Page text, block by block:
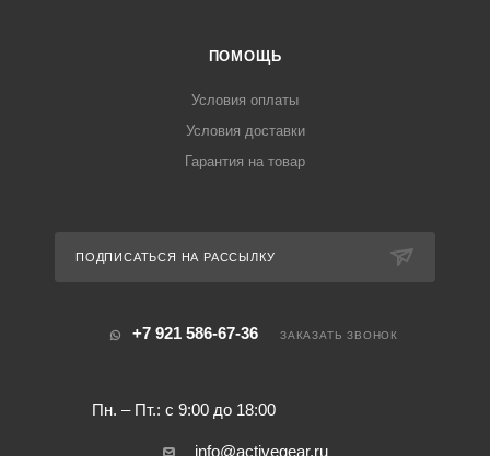
ПОМОЩЬ
Условия оплаты
Условия доставки
Гарантия на товар
ПОДПИСАТЬСЯ НА РАССЫЛКУ
+7 921 586-67-36
Пн. – Пт.: с 9:00 до 18:00
ЗАКАЗАТЬ ЗВОНОК
info@activegear.ru